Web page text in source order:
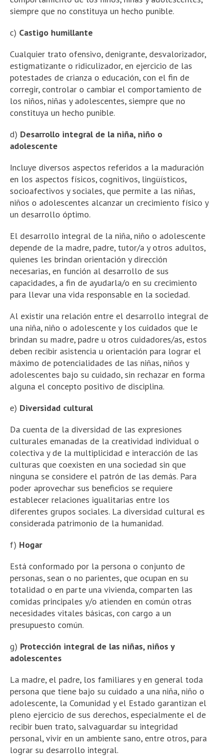
siempre que no constituya un hecho punible.
c) Castigo humillante
Cualquier trato ofensivo, denigrante, desvalorizador,
estigmatizante o ridiculizador, en ejercicio de las
potestades de crianza o educación, con el fin de
corregir, controlar o cambiar el comportamiento de
los niños, niñas y adolescentes, siempre que no
constituya un hecho punible.
d) Desarrollo integral de la niña, niño o
adolescente
Incluye diversos aspectos referidos a la maduración
en los aspectos físicos, cognitivos, lingüísticos,
socioafectivos y sociales, que permite a las niñas,
niños o adolescentes alcanzar un crecimiento físico y
un desarrollo óptimo.
El desarrollo integral de la niña, niño o adolescente
depende de la madre, padre, tutor/a y otros adultos,
quienes les brindan orientación y dirección
necesarias, en función al desarrollo de sus
capacidades, a fin de ayudarla/o en su crecimiento
para llevar una vida responsable en la sociedad.
Al existir una relación entre el desarrollo integral de
una niña, niño o adolescente y los cuidados que le
brindan su madre, padre u otros cuidadores/as, estos
deben recibir asistencia u orientación para lograr el
máximo de potencialidades de las niñas, niños y
adolescentes bajo su cuidado, sin rechazar en forma
alguna el concepto positivo de disciplina.
e) Diversidad cultural
Da cuenta de la diversidad de las expresiones
culturales emanadas de la creatividad individual o
colectiva y de la multiplicidad e interacción de las
culturas que coexisten en una sociedad sin que
ninguna se considere el patrón de las demás. Para
poder aprovechar sus beneficios se requiere
establecer relaciones igualitarias entre los
diferentes grupos sociales. La diversidad cultural es
considerada patrimonio de la humanidad.
f) Hogar
Está conformado por la persona o conjunto de
personas, sean o no parientes, que ocupan en su
totalidad o en parte una vivienda, comparten las
comidas principales y/o atienden en común otras
necesidades vitales básicas, con cargo a un
presupuesto común.
g) Protección integral de las niñas, niños y
adolescentes
La madre, el padre, los familiares y en general toda
persona que tiene bajo su cuidado a una niña, niño o
adolescente, la Comunidad y el Estado garantizan el
pleno ejercicio de sus derechos, especialmente el de
recibir buen trato, salvaguardar su integridad
personal, vivir en un ambiente sano, entre otros, para
lograr su desarrollo integral.